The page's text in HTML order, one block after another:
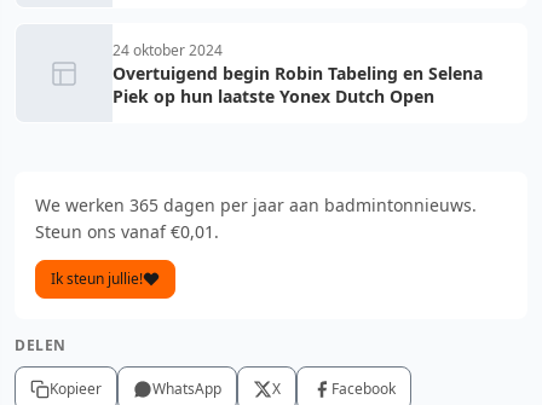
24 oktober 2024
Overtuigend begin Robin Tabeling en Selena
Piek op hun laatste Yonex Dutch Open
We werken 365 dagen per jaar aan badmintonnieuws.
Steun ons vanaf €0,01.
Ik steun jullie!
DELEN
Kopieer WhatsApp X Facebook